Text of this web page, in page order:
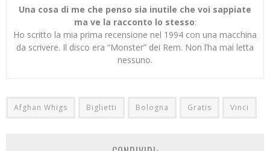
Una cosa di me che penso sia inutile che voi sappiate
ma ve la racconto lo stesso:
Ho scritto la mia prima recensione nel 1994 con una macchina
da scrivere. Il disco era “Monster” dei Rem. Non l’ha mai letta
nessuno.
Afghan Whigs Biglietti Bologna Gratis Vinci